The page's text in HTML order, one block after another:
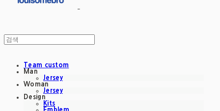
Team custom
Man
Jersey
Woman
Jersey
Design
Kits